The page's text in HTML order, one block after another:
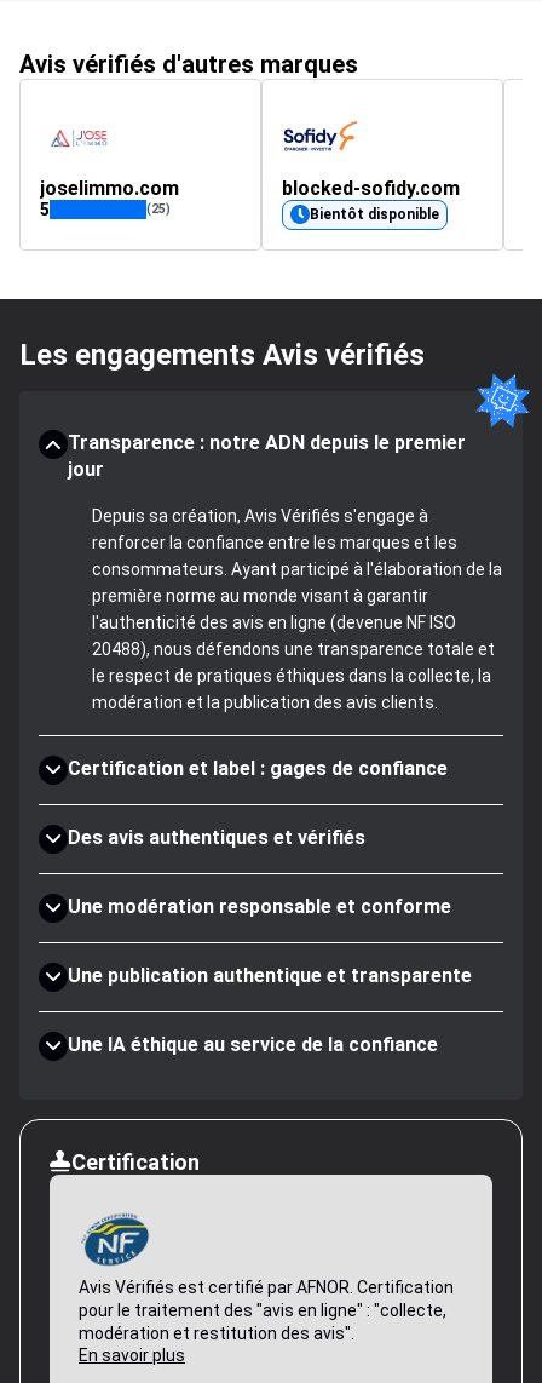
Avis vérifiés d'autres marques
joselimmo.com
5 (25)
blocked-sofidy.com
Bientôt disponible
Les engagements Avis vérifiés
Transparence : notre ADN depuis le premier
jour
Depuis sa création, Avis Vérifiés s'engage à
renforcer la confiance entre les marques et les
consommateurs. Ayant participé à l'élaboration de la
première norme au monde visant à garantir
l'authenticité des avis en ligne (devenue NF ISO
20488), nous défendons une transparence totale et
le respect de pratiques éthiques dans la collecte, la
modération et la publication des avis clients.
Certification et label : gages de confiance
Des avis authentiques et vérifiés
Une modération responsable et conforme
Une publication authentique et transparente
Une IA éthique au service de la confiance
Certification
Avis Vérifiés est certifié par AFNOR. Certification
pour le traitement des "avis en ligne" : "collecte,
modération et restitution des avis".
En savoir plus